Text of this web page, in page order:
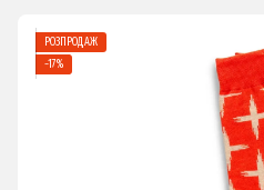
РОЗПРОДАЖ
−17%